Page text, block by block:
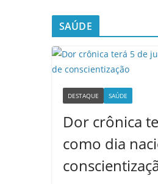
SAÚDE
DESTAQUE SAÚDE
Dor crônica
como dia